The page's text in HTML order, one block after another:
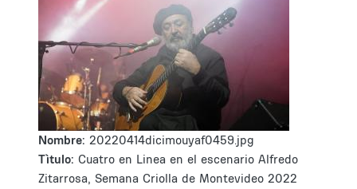
Nombre: 20220414dicimouyaf0459.jpg
Tìtulo: Cuatro en Linea en el escenario Alfredo
Zitarrosa, Semana Criolla de Montevideo 2022